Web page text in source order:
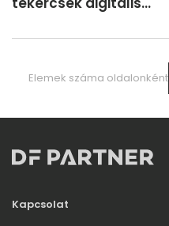
Elemek száma oldalonként
Kapcsolat